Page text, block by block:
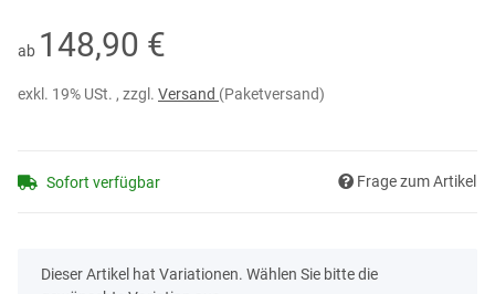
ab 148,90 €
exkl. 19% USt. , zzgl. Versand (Paketversand)
Sofort verfügbar Frage zum Artikel
x
Dieser Artikel hat Variationen. Wählen Sie bitte die